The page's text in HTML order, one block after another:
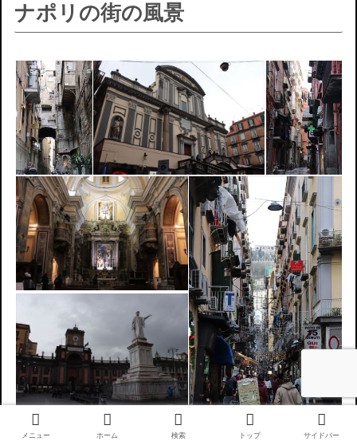
ナポリの街の風景
メニュー ホーム 検索 トップ サイドバー